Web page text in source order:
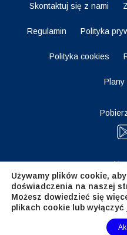
Skontaktuj się z nami
Regulamin Polityka
Polityka cookies
Plany
Bądź
Używamy plików cookie,
doświadczenia na naszej
Możesz dowiedzieć się
plikach cookie lub wyłączyć